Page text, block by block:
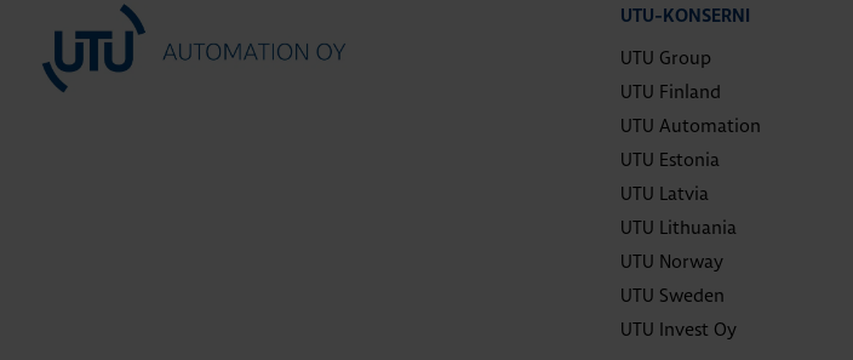
UTU-KONSERNI
UTU Group
UTU Finland
UTU Automation
UTU Estonia
UTU Latvia
UTU Lithuania
UTU Norway
UTU Sweden
UTU Invest Oy